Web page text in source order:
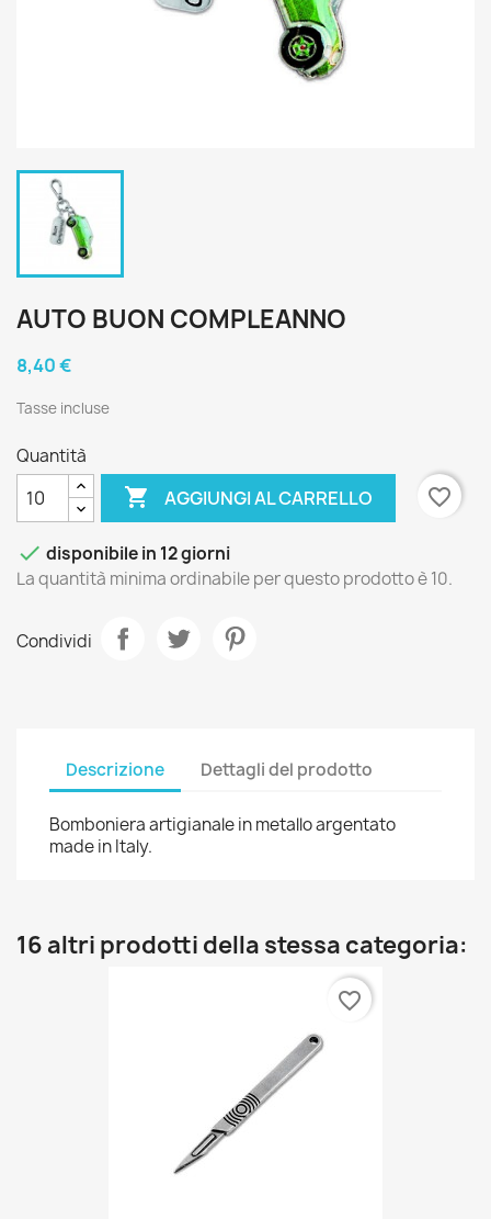
AUTO BUON COMPLEANNO
8,40 €
Tasse incluse
Quantità
 AGGIUNGI AL CARRELLO favorite_border
 disponibile in 12 giorni
La quantità minima ordinabile per questo prodotto è 10.
Condividi
Descrizione Dettagli del prodotto
Bomboniera artigianale in metallo argentato
made in Italy.
16 altri prodotti della stessa categoria:
favorite_border